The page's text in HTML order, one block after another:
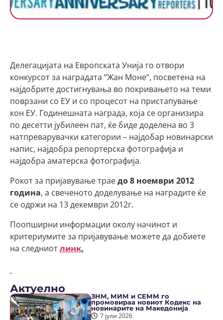
Делегацијата на Европската Унија го отвори
конкурсот за наградата “Жан Моне“, посветена на
најдобрите достигнувања во покривањето на теми
поврзани со ЕУ и со процесот на пристапување
кон ЕУ. Годинешната награда, која се организира
по десетти јубилеен пат, ќе биде доделена во 3
натпреварувачки категории – најдобар новинарски
напис, најдобра репортерска фотографија и
најдобра аматерска фотографија.
Рокот за пријавување траедо 8 ноември 2012
година, а свеченото доделување на наградите ќе
се одржи на 13 декември 2012г.
Поопширни информации околу начинот и
критериумите за пријавување можете да добиете
на следниот линк.
Актуелно
ЗНМ, МИМ и СЕММ го
промовираа новиот Кодекс на
новинарите на Македонија
7 јули 2026